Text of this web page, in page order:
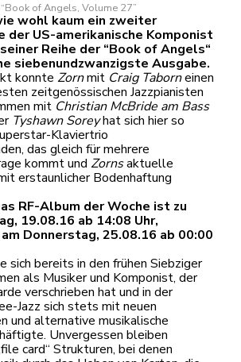
of Angels, Volume 27”
wohl kaum ein zweiter
US-amerikanische Komponist
Reihe der “Book of Angels“
siebenundzwanzigste Ausgabe.
konnte Zornmit Craig Taborneinen
zeitgenössischen Jazzpianisten
mit Christian McBride am Bass
Tyshawn Soreyhat sich hier so
Klaviertrio
das gleich für mehrere
kommt und Zornsaktuelle
erstaunlicher Bodenhaftung
RF-Album der Woche ist zu
19.08.16 ab 14:08 Uhr,
Donnerstag, 25.08.16 ab 00:00
sich bereits in den frühen Siebziger
als Musiker und Komponist, der
verschrieben hat und in der
Jazz sich stets mit neuen
und alternative musikalische
Unvergessen bleiben
card“ Strukturen, bei denen